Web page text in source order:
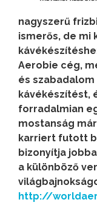
nagyszerű
ismerős, de mi
Aerobie cég,
és
kávékészítést,
forradalmian
mostanság
karriert futott
bizonyítja
a különböző
http://